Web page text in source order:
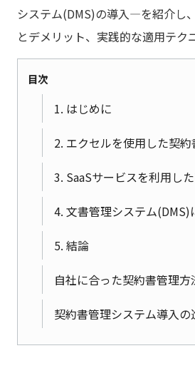
システム(DMS)の導入―を紹介し
とデメリット、実践的な適用テク
目次
1. はじめに
2. エクセルを使用した契
3. SaaSサービスを利用し
4. 文書管理システム
5. 結論
自社に合った契約書管理
契約書管理システム導入の